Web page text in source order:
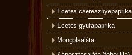
Ecetes cseresznyepaprika
Ecetes gyufapaprika
Mongolsaláta